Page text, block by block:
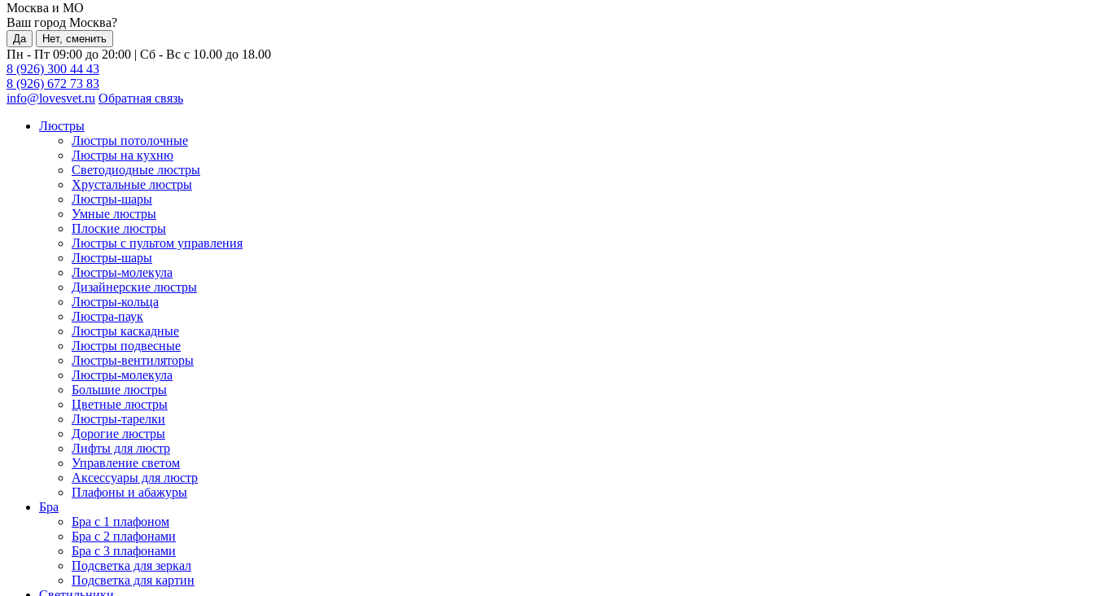
Москва и МО
Ваш город Москва?
Да Нет, сменить
Пн - Пт 09:00 до 20:00 | Сб - Вс с 10.00 до 18.00
8 (926) 300 44 43
8 (926) 672 73 83
info@lovesvet.ru Обратная связь
Люстры
Люстры потолочные
Люстры на кухню
Светодиодные люстры
Хрустальные люстры
Люстры-шары
Умные люстры
Плоские люстры
Люстры с пультом управления
Люстры-шары
Люстры-молекула
Дизайнерские люстры
Люстры-кольца
Люстра-паук
Люстры каскадные
Люстры подвесные
Люстры-вентиляторы
Люстры-молекула
Большие люстры
Цветные люстры
Люстры-тарелки
Дорогие люстры
Лифты для люстр
Управление светом
Аксессуары для люстр
Плафоны и абажуры
Бра
Бра с 1 плафоном
Бра с 2 плафонами
Бра с 3 плафонами
Подсветка для зеркал
Подсветка для картин